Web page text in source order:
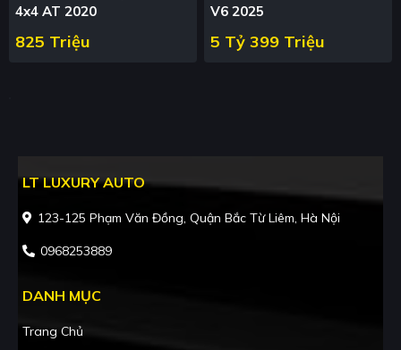
4x4 AT 2020
825 Triệu
V6 2025
5 Tỷ 399 Triệu
LT LUXURY AUTO
123-125 Phạm Văn Đồng, Quận Bắc Từ Liêm, Hà Nội
0968253889
DANH MỤC
Trang Chủ